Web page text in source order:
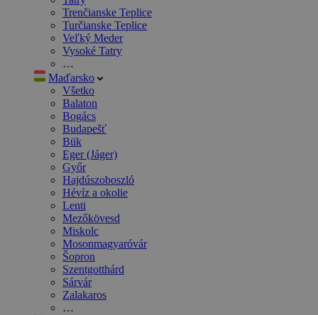
Trenčianske Teplice
Turčianske Teplice
Veľký Meder
Vysoké Tatry
…
Maďarsko
Všetko
Balaton
Bogács
Budapešť
Bük
Eger (Jáger)
Győr
Hajdúszoboszló
Hévíz a okolie
Lenti
Mezőkövesd
Miskolc
Mosonmagyaróvár
Šopron
Szentgotthárd
Sárvár
Zalakaros
…